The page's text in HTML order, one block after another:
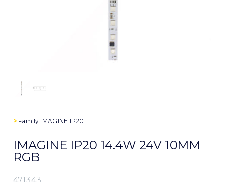
> Family IMAGINE IP20
IMAGINE IP20 14.4W 24V 10MM
RGB